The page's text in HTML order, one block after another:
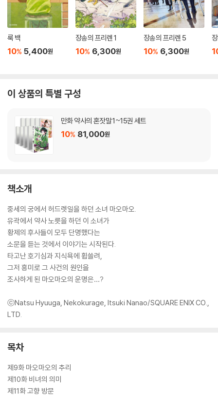
룩 백
10% 5,400원
장송의 프리렌 1
10% 6,300원
장송의 프리렌 5
10% 6,300원
이 상품의 특별 구성
만화 약사의 혼잣말 1~15권 세트
10% 81,000원
책소개
중세의 궁에서 허드렛일을 하던 소녀 마오마오.
유곽에서 약사 노릇을 하던 이 소녀가
황제의 후사들이 모두 단명했다는
소문을 듣는 것에서 이야기는 시작된다.
타고난 호기심과 지식욕에 휩쓸려,
그저 흥미로 그 사건의 원인을
조사하게 된 마오마오의 운명은…?
ⓒNatsu Hyuuga, Nekokurage, Itsuki Nanao/SQUARE ENIX CO.,
LTD.
목차
제9화 마오마오의 추리
제10화 비녀의 의미
제11화 고향 방문